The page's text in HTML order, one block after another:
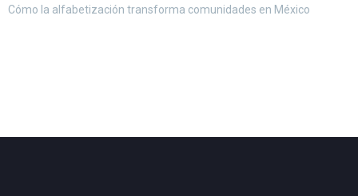
Cómo la alfabetización transforma comunidades en México